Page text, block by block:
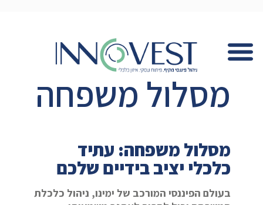
מסלול משפחה
מסלול משפחה: עתיד
כלכלי יציב בידיים שלכם
בעולם הפיננסי המורכב של ימינו, ניהול כלכלת